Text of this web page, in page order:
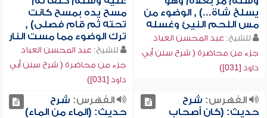
يسلخ شاة...) , الوضوء من
مس اللحم النيئ وغسله
للشيخ: عبد المحسن العباد
جزء من محاضرة ( شرح سنن أبي
داود [031])
مسح يده بمسح كانت
تحته ثم قام فصلى) ,
ترك الوضوء مما مست النار
للشيخ: عبد المحسن العباد
جزء من محاضرة ( شرح سنن أبي
داود [031])
الفهرس: شرح
حديث: (كان أصحاب
الفهرس: شرح
حديث: (الماء من الماء)